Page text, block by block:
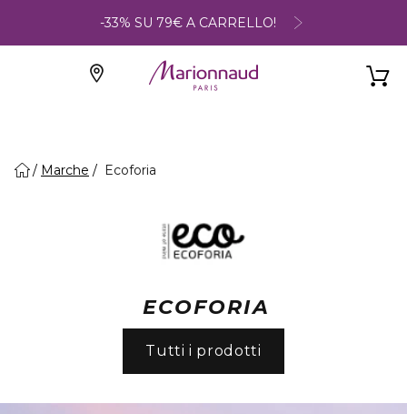
-33% SU 79€ A CARRELLO!
Marche Ecoforia
ECOFORIA
Tutti i prodotti